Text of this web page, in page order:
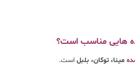
هایی مناسب است؟
مینا، توکان، بلبل است.